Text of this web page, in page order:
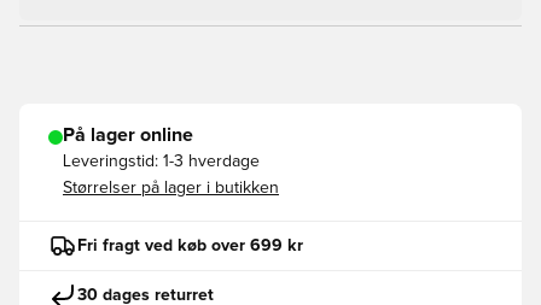
På lager online
Leveringstid: 1-3 hverdage
Størrelser på lager i butikken
Fri fragt ved køb over 699 kr
30 dages returret